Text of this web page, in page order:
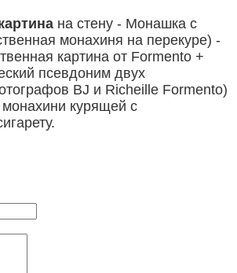
на стену - Монашка с
монахиня на перекуре) -
картина от Formento +
псевдоним двух
BJ и Richeille Formento)
курящей с